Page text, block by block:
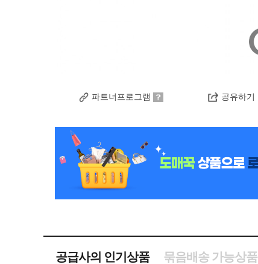
파트너프로그램 공유하기
공급사의 인기상품 묶음배송 가능상품